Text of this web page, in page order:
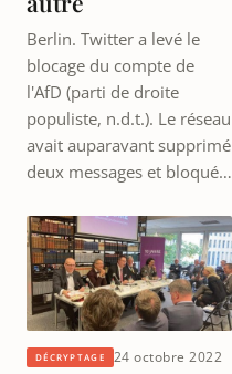
Berlin. Twitter a levé le
blocage du compte de
l'AfD (parti de droite
populiste, n.d.t.). Le réseau
avait auparavant supprimé
deux messages et bloqué…
DÉCRYPTAGE 24 octobre 2022